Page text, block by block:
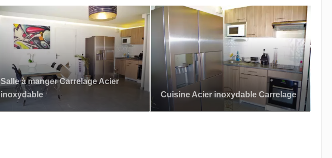
Salle à manger Carrelage Acier
inoxydable
Cuisine Acier inoxydable Carrelage